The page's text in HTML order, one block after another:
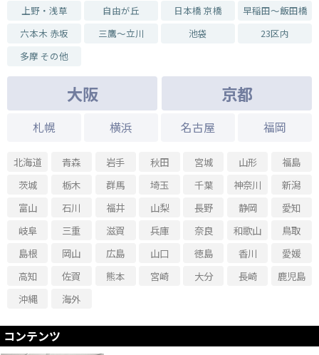
上野・浅草
自由が丘 日本橋 京橋
早稲田～飯田橋
六本木 赤坂
三鷹～立川 池袋
23区内
多摩 その他
大阪 京都
札幌 横浜 名古屋 福岡
北海道 青森 岩手 秋田 宮城 山形
福島
茨城
栃木 群馬 埼玉 千葉 神奈川
新潟
富山
石川 福井 山梨 長野 静岡
愛知
岐阜
三重 滋賀 兵庫 奈良 和歌山
鳥取
島根
岡山 広島 山口 徳島 香川
愛媛
高知
佐賀 熊本 宮崎 大分 長崎
鹿児島
沖縄
海外
コンテンツ